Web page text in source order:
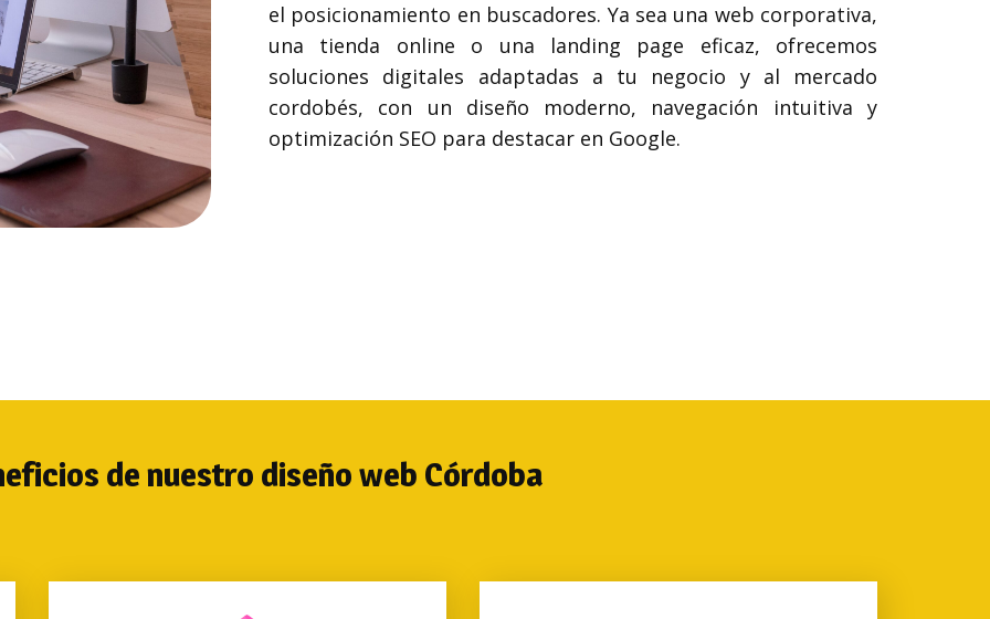
el posicionamiento en buscadores. Ya sea una web corporativa,
una tienda online o una landing page eficaz, ofrecemos
soluciones digitales adaptadas a tu negocio y al mercado
cordobés, con un diseño moderno, navegación intuitiva y
optimización SEO para destacar en Google.
de nuestro diseño web Córdoba